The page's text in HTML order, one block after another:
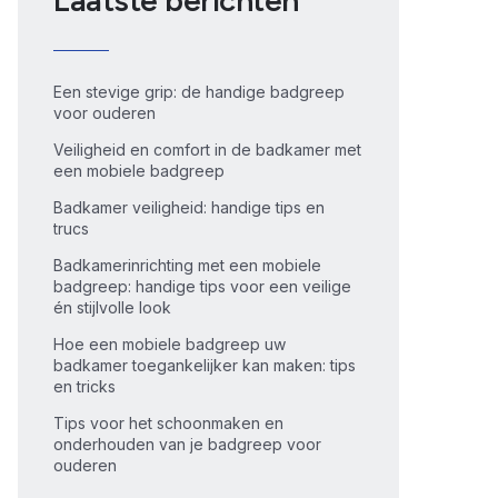
Een stevige grip: de handige badgreep
voor ouderen
Veiligheid en comfort in de badkamer met
een mobiele badgreep
Badkamer veiligheid: handige tips en
trucs
Badkamerinrichting met een mobiele
badgreep: handige tips voor een veilige
én stijlvolle look
Hoe een mobiele badgreep uw
badkamer toegankelijker kan maken: tips
en tricks
Tips voor het schoonmaken en
onderhouden van je badgreep voor
ouderen